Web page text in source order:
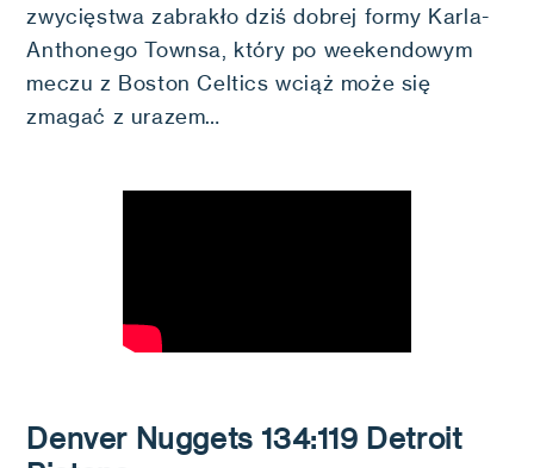
zwycięstwa zabrakło dziś dobrej formy Karla-
Anthonego Townsa, który po weekendowym
meczu z Boston Celtics wciąż może się
zmagać z urazem…
Denver Nuggets 134:119 Detroit